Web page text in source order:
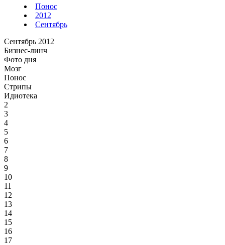
Понос
2012
Сентябрь
Сентябрь 2012
Бизнес-линч
Фото дня
Мозг
Понос
Стрипы
Идиотека
2
3
4
5
6
7
8
9
10
11
12
13
14
15
16
17